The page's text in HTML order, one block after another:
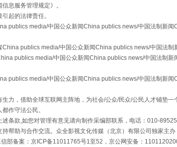
除了知识还要"留白"
信息服务管理规定》。
起的法律责任。
publics media/中国公众新闻China publics news/中国法制新
China publics media/中国公众新闻China publics news/中国法
publics media/中国公众新闻China publics news/中国法制
publics media/中国公众新闻China publics news/中国法制新
力，借助全球互联网主阵地，为社会/公众/民众/公民人才铺垫
作守法公民。
条款,如您对管理有意见请向制作采编部联系，电话：010-
帮助与合作交流。众全影视文化传媒（北京）有限公司独家主办
部备案：京ICP备11011765号1至52，京公网安备：